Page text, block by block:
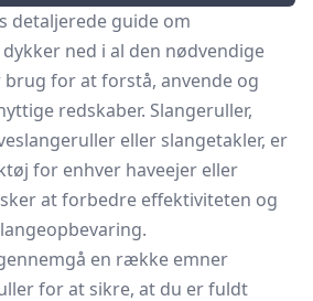
detaljerede guide om
ned i al den nødvendige
for at forstå, anvende og
redskaber. Slangeruller,
eller slangetakler, er
for enhver haveejer eller
at forbedre effektiviteten og
en række emner
for at sikre, at du er fuldt